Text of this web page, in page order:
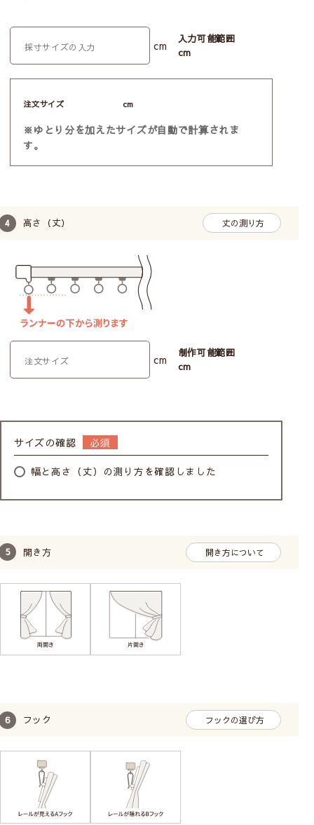
cm
入力可能範囲
cm
注文サイズ cm
※ゆとり分を加えたサイズが自動で計算されま
す。
高さ（丈） 丈の測り方
cm
制作可能範囲
cm
サイズの確認
幅と高さ（丈）の測り方を確認しました
開き方 開き方について
フック フックの選び方